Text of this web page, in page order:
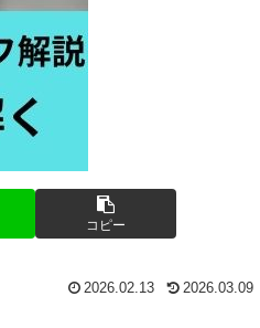
コピー
2026.02.13 2026.03.09